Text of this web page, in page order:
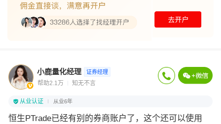
小鹿量化经理 证券经理
帮助2.1万 知无不言
从业认证 从业6年
恒生PTrade已经有别的券商账户了，这个还可以使用